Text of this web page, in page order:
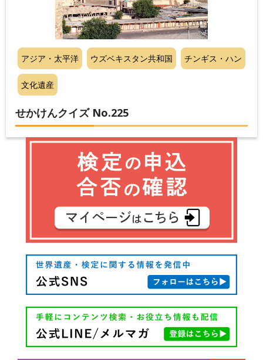
アジア・太平洋 ウズベキスタン共和国 チンギス・ハン
文化遺産
せかけんクイズ No.225